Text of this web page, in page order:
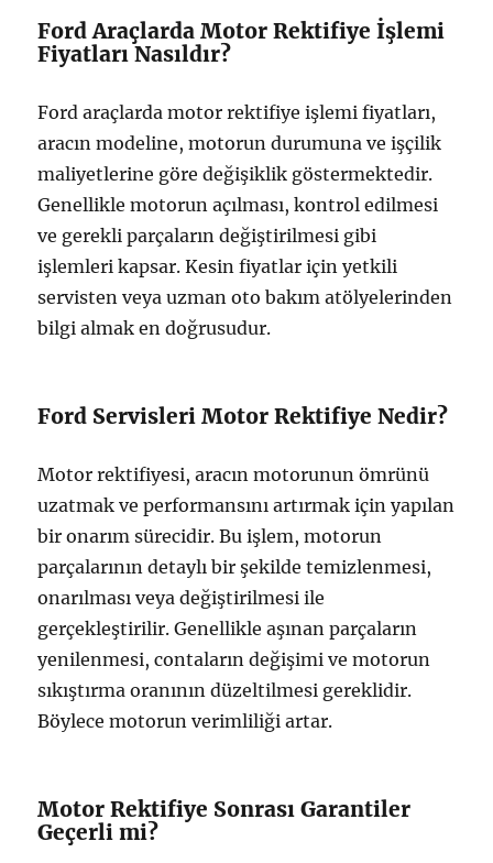
Ford Araçlarda Motor Rektifiye İşlemi
Fiyatları Nasıldır?
Ford araçlarda motor rektifiye işlemi fiyatları,
aracın modeline, motorun durumuna ve işçilik
maliyetlerine göre değişiklik göstermektedir.
Genellikle motorun açılması, kontrol edilmesi
ve gerekli parçaların değiştirilmesi gibi
işlemleri kapsar. Kesin fiyatlar için yetkili
servisten veya uzman oto bakım atölyelerinden
bilgi almak en doğrusudur.
Ford Servisleri Motor Rektifiye Nedir?
Motor rektifiyesi, aracın motorunun ömrünü
uzatmak ve performansını artırmak için yapılan
bir onarım sürecidir. Bu işlem, motorun
parçalarının detaylı bir şekilde temizlenmesi,
onarılması veya değiştirilmesi ile
gerçekleştirilir. Genellikle aşınan parçaların
yenilenmesi, contaların değişimi ve motorun
sıkıştırma oranının düzeltilmesi gereklidir.
Böylece motorun verimliliği artar.
Motor Rektifiye Sonrası Garantiler
Geçerli mi?